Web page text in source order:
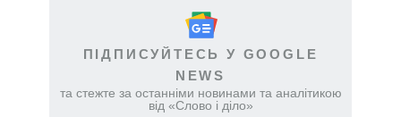
ПІДПИСУЙТЕСЬ У GOOGLE
NEWS
та стежте за останніми новинами та аналітикою
від «Слово і діло»